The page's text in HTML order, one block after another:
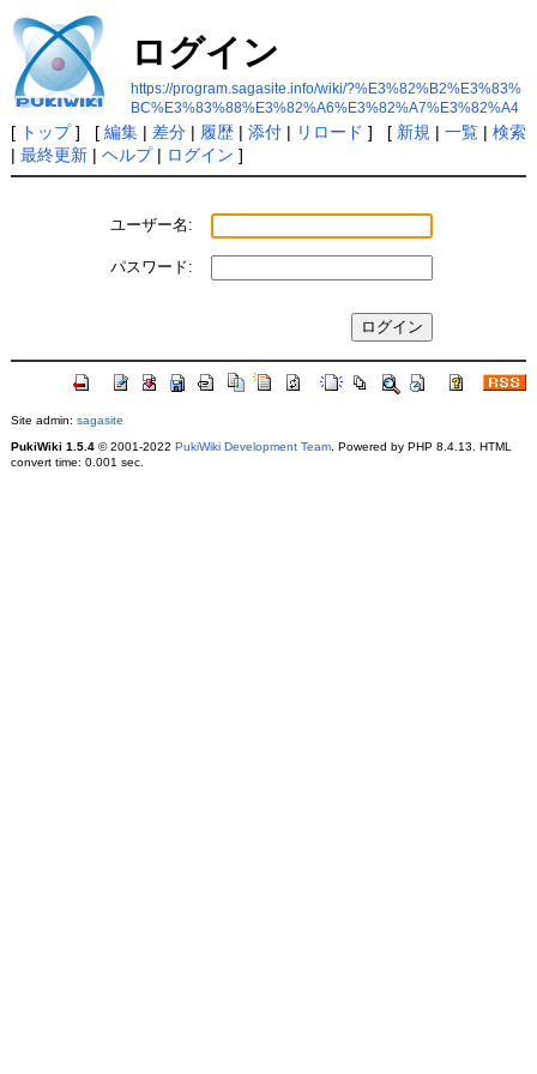
ログイン
https://program.sagasite.info/wiki/?%E3%82%B2%E3%83%
BC%E3%83%88%E3%82%A6%E3%82%A7%E3%82%A4
[ トップ] [ 編集| 差分| 履歴| 添付| リロード ] [ 新規 | 一覧| 検索
| 最終更新| ヘルプ| ログイン ]
ユーザー名:
パスワード:
Site admin: sagasite
PukiWiki 1.5.4© 2001-2022 PukiWiki Development Team. Powered by PHP 8.4.13. HTML
convert time: 0.001 sec.